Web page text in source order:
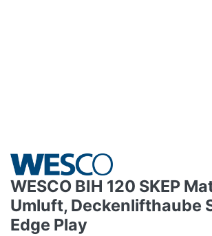
WESCO BIH 120 SKEP
Umluft, Deckenlifthaube
Edge Play